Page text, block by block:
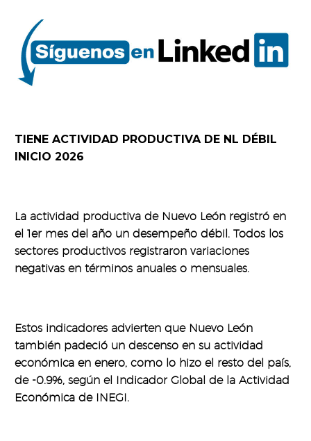
TIENE ACTIVIDAD PRODUCTIVA DE NL DÉBIL
INICIO 2026
La actividad productiva de Nuevo León registró en
el 1er mes del año un desempeño débil. Todos los
sectores productivos registraron variaciones
negativas en términos anuales o mensuales.
Estos indicadores advierten que Nuevo León
también padeció un descenso en su actividad
económica en enero, como lo hizo el resto del país,
de -0.9%, según el Indicador Global de la Actividad
Económica de INEGI.